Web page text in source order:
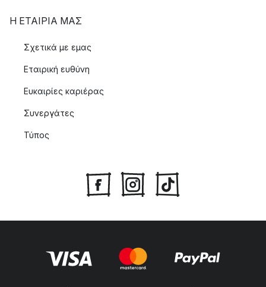
Η ΕΤΑΊΡΙΑ ΜΑΣ
Σχετικά με εμας
Εταιρική ευθύνη
Ευκαιρίες καριέρας
Συνεργάτες
Τύπος